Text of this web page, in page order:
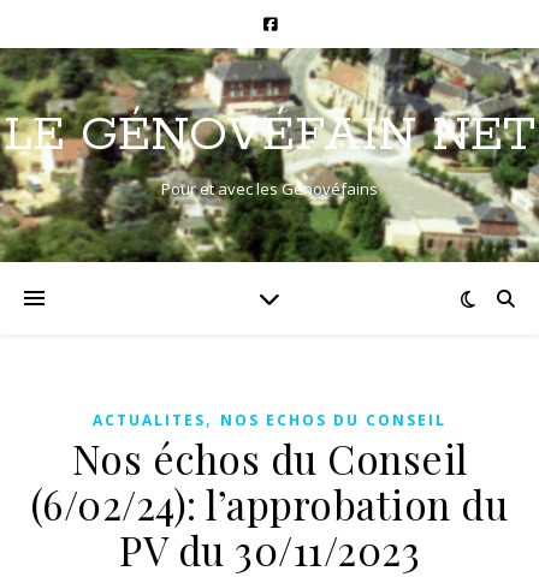
LE GÉNOVÉFAIN NET
Pour et avec les Génovéfains
ACTUALITES, NOS ECHOS DU CONSEIL
Nos échos du Conseil
(6/02/24): l’approbation du
PV du 30/11/2023